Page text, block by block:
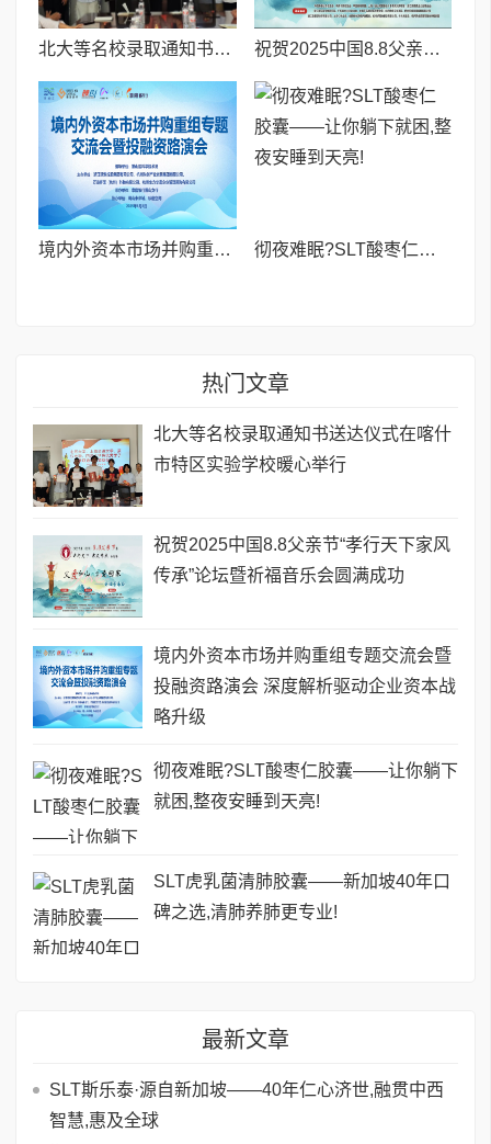
北大等名校录取通知书送达仪式在喀什市特区实验学校暖心举行 祝贺2025中国8.8父亲节“孝行天下家风传承”论坛暨祈福音乐会圆满成功
境内外资本市场并购重组专题交流会暨投融资路演会 深度解析驱动企业资本战略升级 彻夜难眠?SLT酸枣仁胶囊——让你躺下就困,整夜安睡到天亮!
热门文章
北大等名校录取通知书送达仪式在喀什
市特区实验学校暖心举行
祝贺2025中国8.8父亲节“孝行天下家风
传承”论坛暨祈福音乐会圆满成功
境内外资本市场并购重组专题交流会暨
投融资路演会 深度解析驱动企业资本战
略升级
彻夜难眠?SLT酸枣仁胶囊——让你躺下
就困,整夜安睡到天亮!
SLT虎乳菌清肺胶囊——新加坡40年口
碑之选,清肺养肺更专业!
最新文章
SLT斯乐泰·源自新加坡——40年仁心济世,融贯中西
智慧,惠及全球